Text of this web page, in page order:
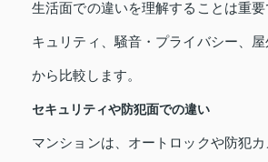
生活面での違いを理解することは重
キュリティ、騒音・プライバシー、
から比較します。
セキュリティや防犯面での違い
マンションは、オートロックや防犯